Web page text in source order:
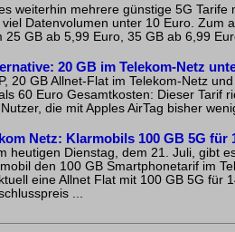
weiterhin mehrere günstige 5G Tarife
Datenvolumen unter 10 Euro. Zum
25 GB ab 5,99 Euro, 35 GB ab 6,99
20 GB im Telekom-Netz
20 GB Allnet-Flat im Telekom-Netz und
60 Euro Gesamtkosten: Dieser Tarif
die mit Apples AirTag bisher
Netz: Klarmobils 100 GB 5G für
heutigen Dienstag, dem 21. Juli, gibt
den 100 GB Smartphonetarif im
eine Allnet Flat mit 100 GB 5G für
...